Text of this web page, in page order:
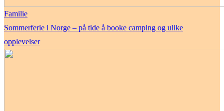
Familie
Sommerferie i Norge – på tide å booke camping og ulike
opplevelser